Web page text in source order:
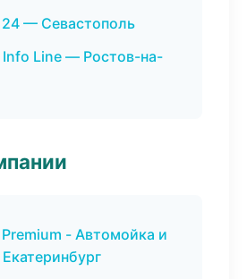
24 — Севастополь
Info Line — Ростов-на-
- Автомойка и